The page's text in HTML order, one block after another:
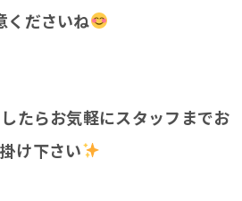
くださいね
たらお気軽にスタッフまでお
け下さい